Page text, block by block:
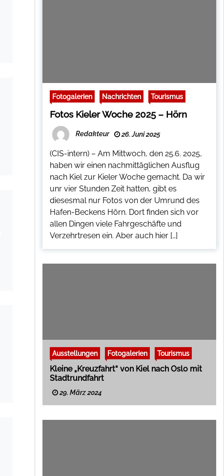
Fotogalerien Nachrichten Tourismus
Fotos Kieler Woche 2025 – Hörn
Redakteur 26. Juni 2025
(CIS-intern) – Am Mittwoch, den 25.6. 2025,
haben wir einen nachmittäglichen Ausflug
nach Kiel zur Kieler Woche gemacht. Da wir
unr vier Stunden Zeit hatten, gibt es
diesesmal nur Fotos von der Umrund des
Hafen-Beckens Hörn. Dort finden sich vor
allen Dingen viele Fahrgeschäfte und
Verzehrtresen ein. Aber auch hier […]
Ausstellungen Fotogalerien Tourismus
Kleine „Kreuzfahrt“ von Kiel nach Oslo mit
Stadtrundfahrt
29. März 2024